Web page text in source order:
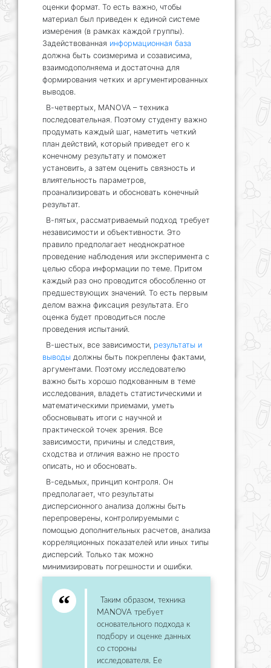
оценки формат. То есть важно, чтобы
материал был приведен к единой системе
измерения (в рамках каждой группы).
Задействованная информационная база
должна быть соизмерима и созависима,
взаимодополняема и достаточна для
формирования четких и аргументированных
выводов.
В-четвертых, MANOVA – техника
последовательная. Поэтому студенту важно
продумать каждый шаг, наметить четкий
план действий, который приведет его к
конечному результату и поможет
установить, а затем оценить связность и
влиятельность параметров,
проанализировать и обосновать конечный
результат.
В-пятых, рассматриваемый подход требует
независимости и объективности. Это
правило предполагает неоднократное
проведение наблюдения или эксперимента с
целью сбора информации по теме. Притом
каждый раз оно проводится обособленно от
предшествующих значений. То есть первым
делом важна фиксация результата. Его
оценка будет проводиться после
проведения испытаний.
В-шестых, все зависимости, результаты и
выводы должны быть покреплены фактами,
аргументами. Поэтому исследователю
важно быть хорошо подкованным в теме
исследования, владеть статистическими и
математическими приемами, уметь
обосновывать итоги с научной и
практической точек зрения. Все
зависимости, причины и следствия,
сходства и отличия важно не просто
описать, но и обосновать.
В-седьмых, принцип контроля. Он
предполагает, что результаты
дисперсионного анализа должны быть
перепроверены, контролируемыми с
помощью дополнительных расчетов, анализа
корреляционных показателей или иных типы
дисперсий. Только так можно
минимизировать погрешности и ошибки.
Таким образом, техника
MANOVA требует
основательного подхода к
подбору и оценке данных
со стороны
исследователя. Ее